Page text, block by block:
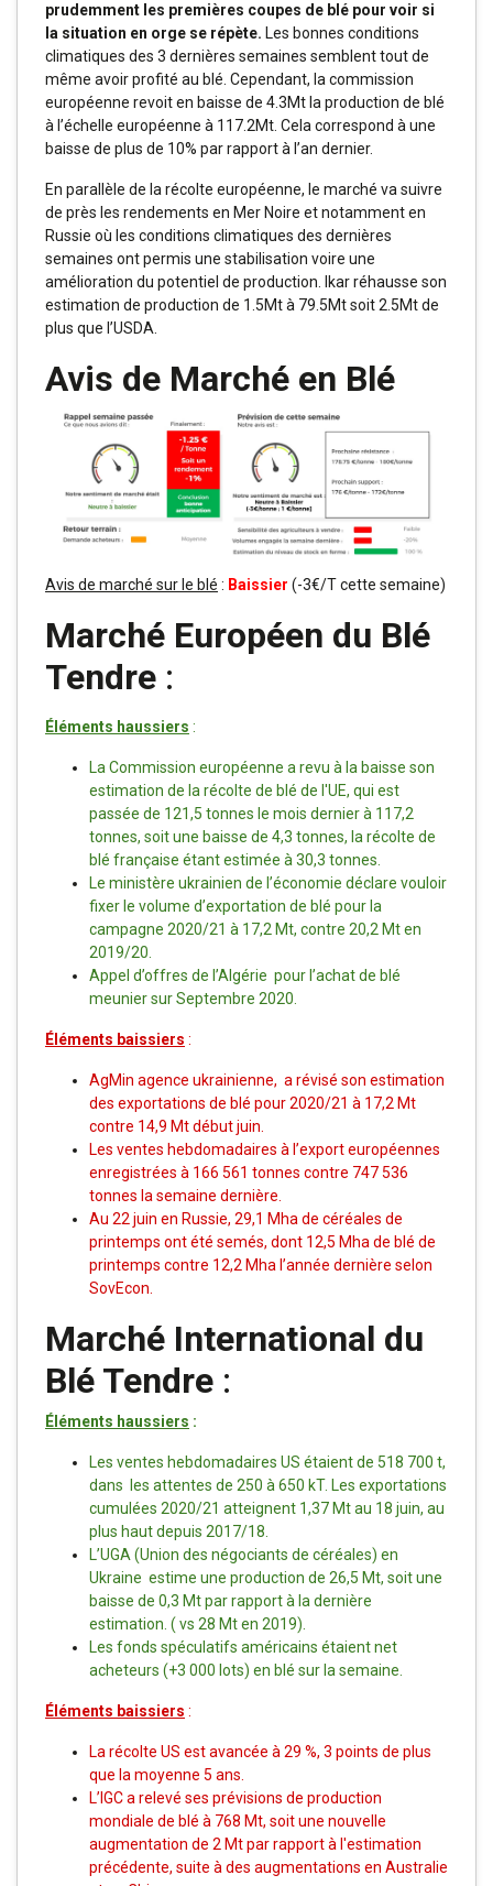
prudemment les premières coupes de blé pour voir si
la situation en orge se répète. Les bonnes conditions
climatiques des 3 dernières semaines semblent tout de
même avoir profité au blé. Cependant, la commission
européenne revoit en baisse de 4.3Mt la production de blé
à l’échelle européenne à 117.2Mt. Cela correspond à une
baisse de plus de 10% par rapport à l’an dernier.
En parallèle de la récolte européenne, le marché va suivre
de près les rendements en Mer Noire et notamment en
Russie où les conditions climatiques des dernières
semaines ont permis une stabilisation voire une
amélioration du potentiel de production. Ikar réhausse son
estimation de production de 1.5Mt à 79.5Mt soit 2.5Mt de
plus que l’USDA.
Avis de Marché en Blé
Avis de marché sur le blé : Baissier (-3€/T cette semaine)
Marché Européen du Blé
Tendre :
Éléments haussiers :
La Commission européenne a revu à la baisse son
estimation de la récolte de blé de l'UE, qui est
passée de 121,5 tonnes le mois dernier à 117,2
tonnes, soit une baisse de 4,3 tonnes, la récolte de
blé française étant estimée à 30,3 tonnes.
Le ministère ukrainien de l’économie déclare vouloir
fixer le volume d’exportation de blé pour la
campagne 2020/21 à 17,2 Mt, contre 20,2 Mt en
2019/20.
Appel d’offres de l’Algérie pour l’achat de blé
meunier sur Septembre 2020.
Éléments baissiers :
AgMin agence ukrainienne, a révisé son estimation
des exportations de blé pour 2020/21 à 17,2 Mt
contre 14,9 Mt début juin.
Les ventes hebdomadaires à l’export européennes
enregistrées à 166 561 tonnes contre 747 536
tonnes la semaine dernière.
Au 22 juin en Russie, 29,1 Mha de céréales de
printemps ont été semés, dont 12,5 Mha de blé de
printemps contre 12,2 Mha l’année dernière selon
SovEcon.
Marché International du
Blé Tendre :
Éléments haussiers :
Les ventes hebdomadaires US étaient de 518 700 t,
dans les attentes de 250 à 650 kT. Les exportations
cumulées 2020/21 atteignent 1,37 Mt au 18 juin, au
plus haut depuis 2017/18.
L’UGA (Union des négociants de céréales) en
Ukraine estime une production de 26,5 Mt, soit une
baisse de 0,3 Mt par rapport à la dernière
estimation. ( vs 28 Mt en 2019).
Les fonds spéculatifs américains étaient net
acheteurs (+3 000 lots) en blé sur la semaine.
Éléments baissiers :
La récolte US est avancée à 29 %, 3 points de plus
que la moyenne 5 ans.
L’IGC a relevé ses prévisions de production
mondiale de blé à 768 Mt, soit une nouvelle
augmentation de 2 Mt par rapport à l'estimation
précédente, suite à des augmentations en Australie